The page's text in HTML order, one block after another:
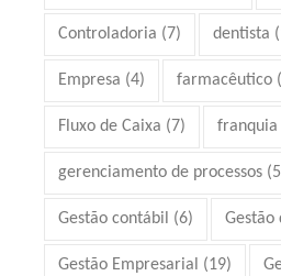
Controladoria (7) dentista
Empresa (4) farmacêutico
Fluxo de Caixa (7) franquia
gerenciamento de processos
Gestão contábil (6) Gestão
Gestão Empresarial (19)